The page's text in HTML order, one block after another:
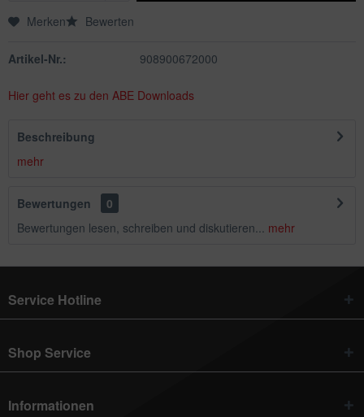
Merken Bewerten
Artikel-Nr.: 908900672000
Hier geht es zu den ABE Downloads
Beschreibung
mehr
Bewertungen
0
Bewertungen lesen, schreiben und diskutieren... mehr
Service Hotline
Shop Service
Informationen